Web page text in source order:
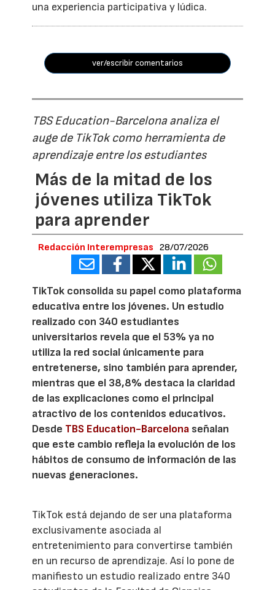
una experiencia participativa y lúdica.
ver/escribir comentarios
TBS Education-Barcelona analiza el
auge de TikTok como herramienta de
aprendizaje entre los estudiantes
Más de la mitad de los
jóvenes utiliza TikTok
para aprender
Redacción Interempresas 28/07/2026
TikTok consolida su papel como plataforma
educativa entre los jóvenes. Un estudio
realizado con 340 estudiantes
universitarios revela que el 53% ya no
utiliza la red social únicamente para
entretenerse, sino también para aprender,
mientras que el 38,8% destaca la claridad
de las explicaciones como el principal
atractivo de los contenidos educativos.
Desde TBS Education-Barcelona señalan
que este cambio refleja la evolución de los
hábitos de consumo de información de las
nuevas generaciones.
TikTok está dejando de ser una plataforma
exclusivamente asociada al
entretenimiento para convertirse también
en un recurso de aprendizaje. Así lo pone de
manifiesto un estudio realizado entre 340